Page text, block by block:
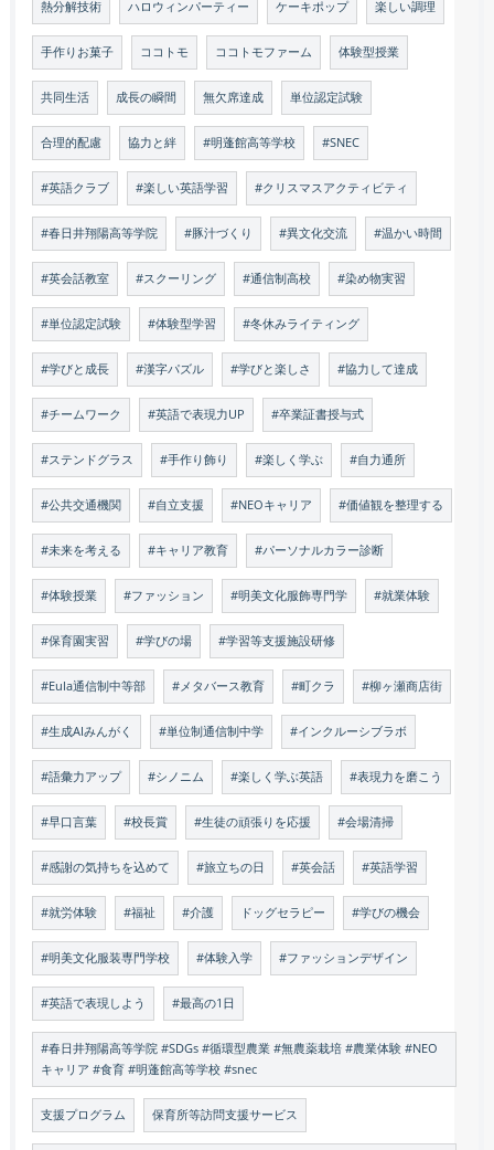
熱分解技術 ハロウィンパーティー ケーキポップ 楽しい調理
手作りお菓子 ココトモ ココトモファーム 体験型授業
共同生活 成長の瞬間 無欠席達成 単位認定試験
合理的配慮 協力と絆 #明蓬館高等学校 #SNEC
#英語クラブ #楽しい英語学習 #クリスマスアクティビティ
#春日井翔陽高等学院 #豚汁づくり #異文化交流 #温かい時間
#英会話教室 #スクーリング #通信制高校 #染め物実習
#単位認定試験 #体験型学習 #冬休みライティング
#学びと成長 #漢字パズル #学びと楽しさ #協力して達成
#チームワーク #英語で表現力UP #卒業証書授与式
#ステンドグラス #手作り飾り #楽しく学ぶ #自力通所
#公共交通機関 #自立支援 #NEOキャリア #価値観を整理する
#未来を考える #キャリア教育 #パーソナルカラー診断
#体験授業 #ファッション #明美文化服飾専門学 #就業体験
#保育園実習 #学びの場 #学習等支援施設研修
#Eula通信制中等部 #メタバース教育 #町クラ #柳ヶ瀬商店街
#生成AIみんがく #単位制通信制中学 #インクルーシブラボ
#語彙力アップ #シノニム #楽しく学ぶ英語 #表現力を磨こう
#早口言葉 #校長賞 #生徒の頑張りを応援 #会場清掃
#感謝の気持ちを込めて #旅立ちの日 #英会話 #英語学習
#就労体験 #福祉 #介護 ドッグセラピー #学びの機会
#明美文化服装専門学校 #体験入学 #ファッションデザイン
#英語で表現しよう #最高の1日
#春日井翔陽高等学院 #SDGs #循環型農業 #無農薬栽培 #農業体験 #NEO
キャリア #食育 #明蓬館高等学校 #snec
支援プログラム 保育所等訪問支援サービス